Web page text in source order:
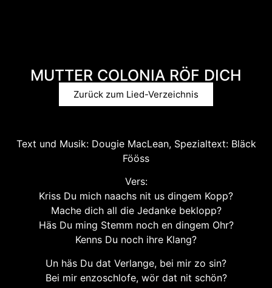
MUTTER COLONIA RÖF DICH
Zurück zum Lied-Verzeichnis
Text und Musik: Dougie MacLean, Spezialtext: Bläck
Fööss
Vers:
Kriss Du mich naachs nit us dingem Kopp?
Mache dich all die Jedanke beklopp?
Häs Du ming Stemm noch en dingem Ohr?
Kenns Du noch ihre Klang?
Un häs Du dat Verlange, bei mir zo sin?
Bei mir enzoschlofe, wör dat nit schön?